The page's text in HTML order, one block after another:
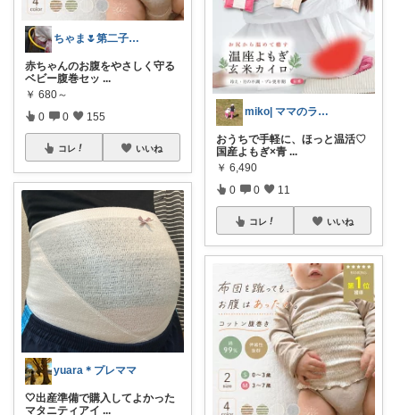
ちゃま🌷第二子妊娠中
赤ちゃんのお腹をやさしく守る
ベビー腹巻セッ ...
￥ 680～
0 0 155
コレ いいね
yuara＊プレママ
🤍出産準備で購入してよかった
マタニティアイ ...
miko| ママのラク家事＆大人可愛い
おうちで手軽に、ほっと温活♡
国産よもぎ×青 ...
￥ 6,490
0 0 11
コレ いいね